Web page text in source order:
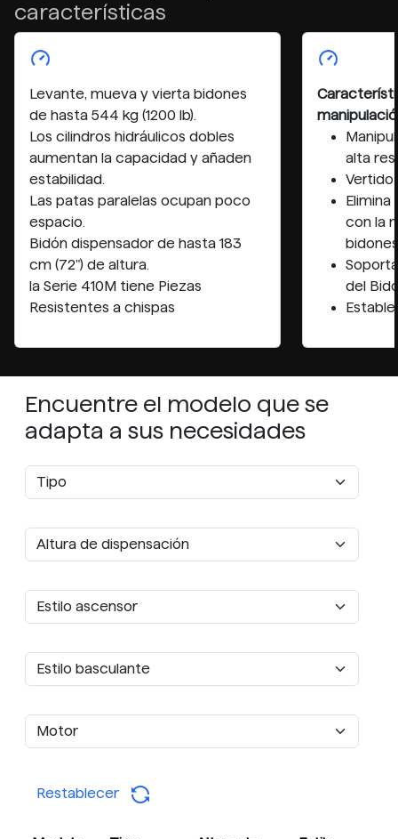
características
Levante, mueva y vierta bidones
de hasta 544 kg (1200 lb).
Los cilindros hidráulicos dobles
aumentan la capacidad y añaden
estabilidad.
Las patas paralelas ocupan poco
espacio.
Bidón dispensador de hasta 183
cm (72") de altura.
la Serie 410M tiene Piezas
Resistentes a chispas
alta
Vertido
Elimina
con la
bidones
del
Encuentre el modelo que se
adapta a sus necesidades
Restablecer